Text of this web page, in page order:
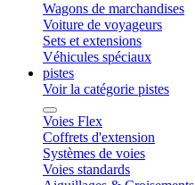
Wagons de marchandises
Voiture de voyageurs
Sets et extensions
Véhicules spéciaux
pistes
Voir la catégorie pistes
Voies Flex
Coffrets d'extension
Systèmes de voies
Voies standards